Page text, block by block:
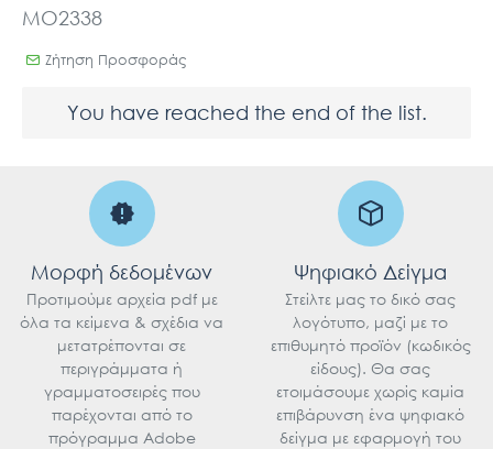
MO2338
Ζήτηση Προσφοράς
You have reached the end of the list.
Μορφή δεδομένων
Προτιμούμε αρχεία pdf με
όλα τα κείμενα & σχέδια να
μετατρέπονται σε
περιγράμματα ή
γραμματοσειρές που
παρέχονται από το
πρόγραμμα Adobe
Ψηφιακό Δείγμα
Στείλτε μας το δικό σας
λογότυπο, μαζί με το
επιθυμητό προϊόν (κωδικός
είδους). Θα σας
ετοιμάσουμε χωρίς καμία
επιβάρυνση ένα ψηφιακό
δείγμα με εφαρμογή του